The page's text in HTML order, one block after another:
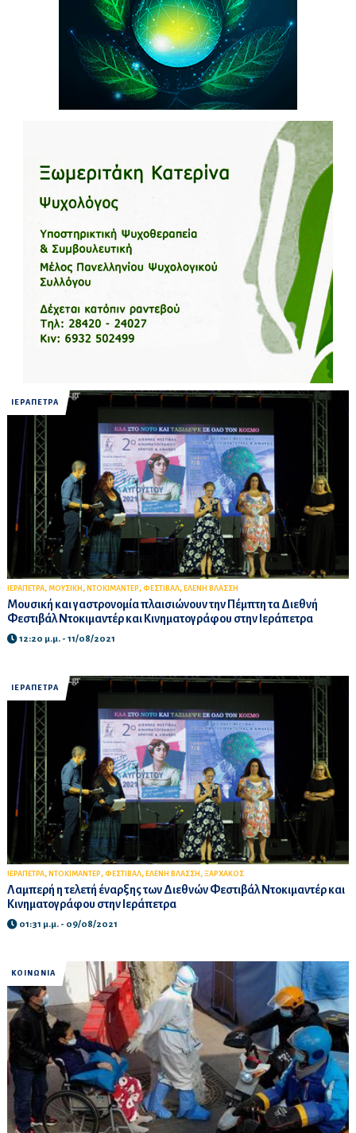
ΙΕΡΑΠΕΤΡΑ
ΙΕΡΑΠΕΤΡΑ, ΜΟΥΣΙΚΗ , ΝΤΟΚΙΜΑΝΤΕΡ, ΦΕΣΤΙΒΑΛ, ΕΛΕΝΗ ΒΛΑΣΣΗ
Μουσική και γαστρονομία πλαισιώνουν την Πέμπτη τα Διεθνή
Φεστιβάλ Ντοκιμαντέρ και Κινηματογράφου στην Ιεράπετρα
12:20 μ.μ. - 11/08/2021
ΙΕΡΑΠΕΤΡΑ
ΙΕΡΑΠΕΤΡΑ, ΝΤΟΚΙΜΑΝΤΕΡ, ΦΕΣΤΙΒΑΛ, ΕΛΕΝΗ ΒΛΑΣΣΗ , ΞΑΡΧΑΚΟΣ
Λαμπερή η τελετή έναρξης των Διεθνών Φεστιβάλ Ντοκιμαντέρ και
Κινηματογράφου στην Ιεράπετρα
01:31 μ.μ. - 09/08/2021
ΚΟΙΝΩΝΙΑ